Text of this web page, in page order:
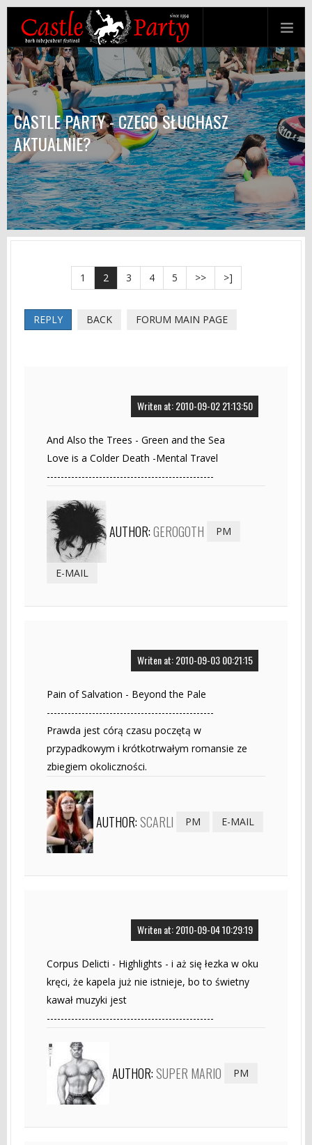
CASTLE PARTY - CZEGO SŁUCHASZ
AKTUALNIE?
1 2 3 4 5 >> >]
REPLY BACK FORUM MAIN PAGE
Writen at: 2010-09-02 21:13:50
And Also the Trees - Green and the Sea
Love is a Colder Death -Mental Travel
------------------------------------------------
AUTHOR:GEROGOTH PM
E-MAIL
Writen at: 2010-09-03 00:21:15
Pain of Salvation - Beyond the Pale
------------------------------------------------
Prawda jest córą czasu poczętą w
przypadkowym i krótkotrwałym romansie ze
zbiegiem okoliczności.
AUTHOR:SCARLI PM E-MAIL
Writen at: 2010-09-04 10:29:19
Corpus Delicti - Highlights - i aż się łezka w oku
kręci, że kapela już nie istnieje, bo to świetny
kawał muzyki jest
------------------------------------------------
AUTHOR:SUPER MARIO PM